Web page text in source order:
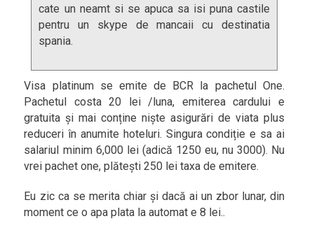
cate un neamt si se apuca sa isi puna castile
pentru un skype de mancaii cu destinatia
spania.
Visa platinum se emite de BCR la pachetul One.
Pachetul costa 20 lei /luna, emiterea cardului e
gratuita și mai conține niște asigurări de viata plus
reduceri în anumite hoteluri. Singura condiție e sa ai
salariul minim 6,000 lei (adică 1250 eu, nu 3000). Nu
vrei pachet one, plătești 250 lei taxa de emitere.
Eu zic ca se merita chiar și dacă ai un zbor lunar, din
moment ce o apa plata la automat e 8 lei..